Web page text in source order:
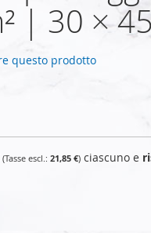
| 30 ×
questo prodotto
21,85 € ciascuno e